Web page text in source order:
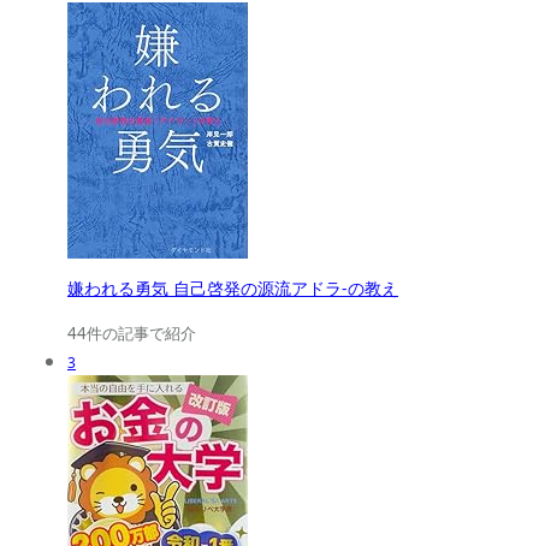
嫌われる勇気 自己啓発の源流アドラ-の教え
44件の記事で紹介
3